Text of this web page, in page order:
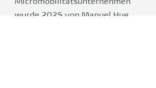
Micromobilitätsunternehmen
wurde 2025 von Manuel Hug